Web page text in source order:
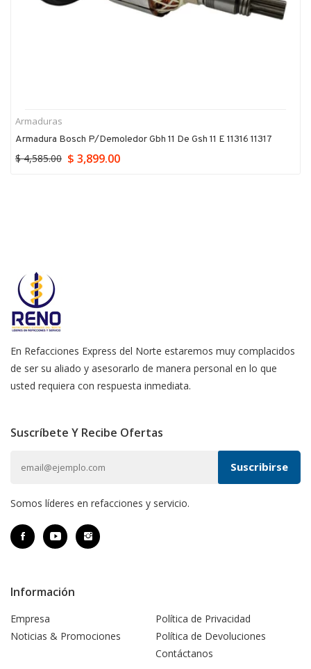
Armaduras
Armadura Bosch P/demoledor Gbh 11 De Gsh 11 E 11316 11317
$ 4,585.00 $ 3,899.00
En Refacciones Express del Norte estaremos muy complacidos
de ser su aliado y asesorarlo de manera personal en lo que
usted requiera con respuesta inmediata.
Suscríbete Y Recibe Ofertas
Somos líderes en refacciones y servicio.
Información
Empresa
Noticias & Promociones
Política de Privacidad
Política de Devoluciones
Contáctanos